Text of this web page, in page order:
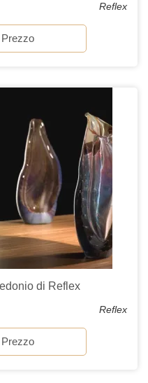
Reflex
Prezzo
di Reflex
Reflex
Prezzo